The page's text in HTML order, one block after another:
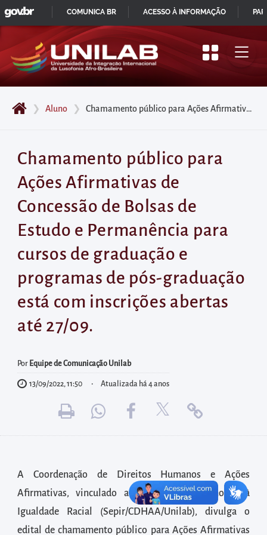
Pular
para
início
do
principal
Acessar
diretamente
o
menu
principal
Acessar
à
área
para
internas
Acessar
diretamente
no
rodapé
❯ Aluno ❯ Chamamento público para Ações Afirmativas de Concessão de Bolsas de Estudo e Permanência para cursos de graduação e programas de pós-graduação está com inscrições abertas até 27/09.
Chamamento público para
Ações Afirmativas de
Concessão de Bolsas de
Estudo e Permanência para
cursos de graduação e
programas de pós-graduação
está com inscrições abertas
até 27/09.
Por Equipe de Comunicação Unilab
13/09/2022, 11:50 Atualizada há 4 anos
A Coordenação de Direitos Humanos e Ações
Afirmativas, vinculado ao Serviço de Promoção à
Igualdade Racial (Sepir/CDHAA/Unilab), divulga o
edital de chamamento público para Ações Afirmativas
IR
PARA
CONTEÚDO
GOVBR
COMUNICA BR ACESSO À INFORMAÇÃO